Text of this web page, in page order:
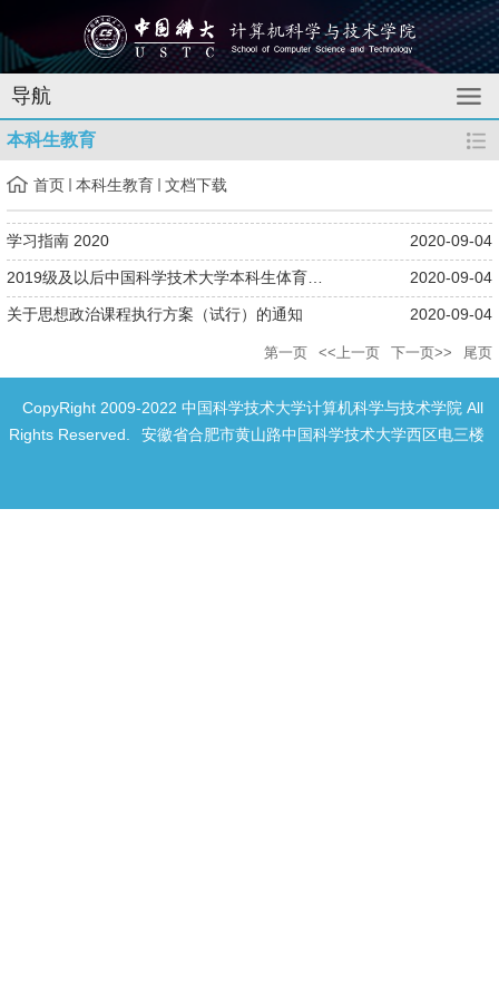
导航
本科生教育
首页 本科生教育 文档下载
学习指南 2020 2020-09-04
2019级及以后中国科学技术大学本科生体育课程修读管理规定（2019... 2020-09-04
关于思想政治课程执行方案（试行）的通知 2020-09-04
第一页 <<上一页 下一页>> 尾页
CopyRight 2009-2022 中国科学技术大学计算机科学与技术学院 All
Rights Reserved.
安徽省合肥市黄山路中国科学技术大学西区电三楼